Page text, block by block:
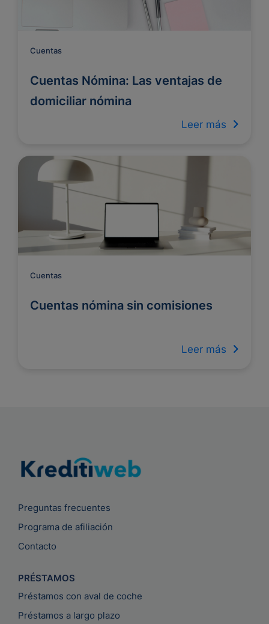
Cuentas
Cuentas Nómina: Las ventajas de
domiciliar nómina
Leer más
Cuentas
Cuentas nómina sin comisiones
Leer más
Preguntas frecuentes
Programa de afiliación
Contacto
PRÉSTAMOS
Préstamos con aval de coche
Préstamos a largo plazo